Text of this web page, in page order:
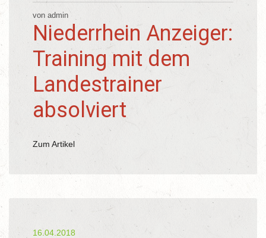
von admin
Niederrhein Anzeiger:
Training mit dem
Landestrainer
absolviert
Zum Artikel
16.04.2018